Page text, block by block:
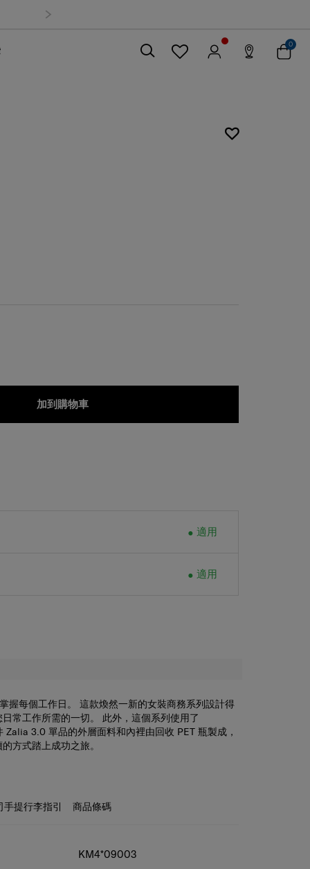
0
加到購物車
適用
適用
握每個工作日。 這款煥然一新的女裝商務系列設計得
常工作所需的一切。 此外，這個系列使用了
3.0 單品的外層面料和內裡由回收 PET 瓶製成，
方式踏上成功之旅。
提行李指引
商品條碼
KM4*09003